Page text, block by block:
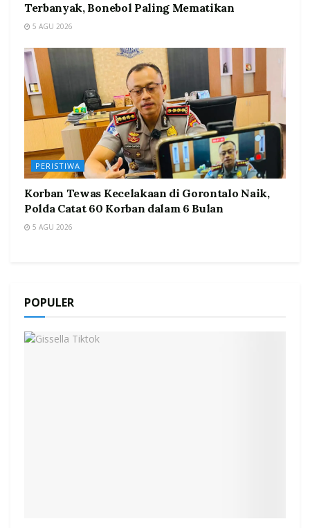
Terbanyak, Bonebol Paling Mematikan
5 AGU 2026
PERISTIWA
Korban Tewas Kecelakaan di Gorontalo Naik,
Polda Catat 60 Korban dalam 6 Bulan
5 AGU 2026
POPULER